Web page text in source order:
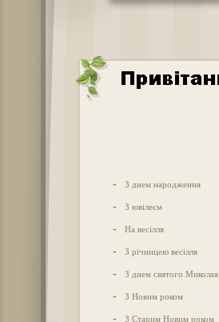
- З днем народження
- З ювілеєм
- На весілля
- З річницею весілля
- З днем святого Миколая
- З Новим роком
- З Старим Новим роком